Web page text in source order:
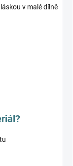
v malé dílně